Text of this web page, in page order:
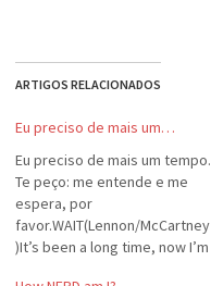
ARTIGOS RELACIONADOS
Eu preciso de mais um…
Eu preciso de mais um tempo.
Te peço: me entende e me
espera, por
favor.WAIT(Lennon/McCartney
)It’s been a long time, now I’m